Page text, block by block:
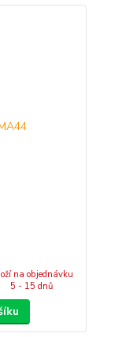
na objednávku
5 - 15 dnů